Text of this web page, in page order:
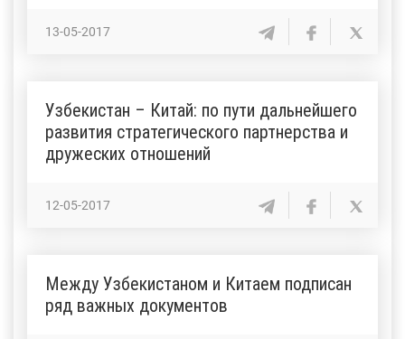
13-05-2017
Узбекистан – Китай: по пути дальнейшего
развития стратегического партнерства и
дружеских отношений
12-05-2017
Между Узбекистаном и Китаем подписан
ряд важных документов